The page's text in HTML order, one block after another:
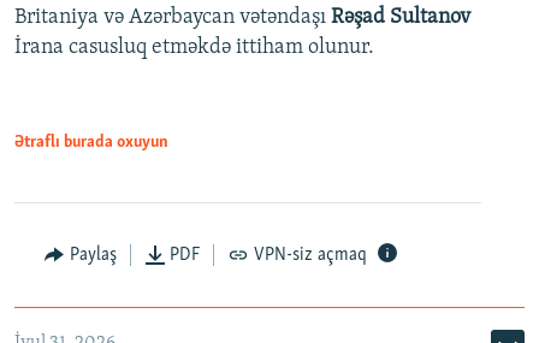
Britaniya və Azərbaycan vətəndaşı Rəşad Sultanov
İrana casusluq etməkdə ittiham olunur.
Ətraflı burada oxuyun
Paylaş PDF VPN-siz açmaq